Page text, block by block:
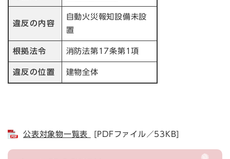
違反の内容
自動火災報知設備未設
置
根拠法令 消防法第17条第1項
違反の位置 建物全体
公表対象物一覧表 [PDFファイル／53KB]